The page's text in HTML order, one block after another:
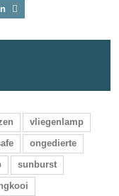
vliegenlamp
ongedierte
sunburst